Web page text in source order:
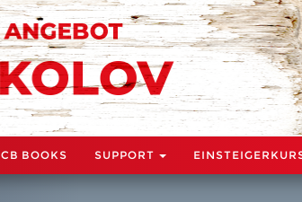
CB BOOKS SUPPORT